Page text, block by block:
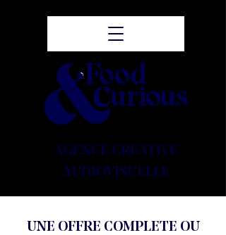
AGENCE CRÉATIVE
AUDIOVISUELLE
UNE OFFRE COMPLETE OU